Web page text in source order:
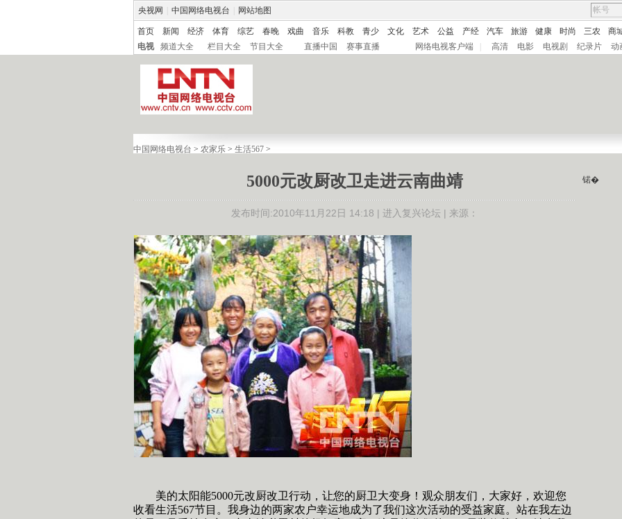
央视网 中国网络电视台 网站地图
首页 新闻 经济 体育 综艺 春晚 戏曲 音乐 科教 青少 文化 艺术 公益 产经 汽车 旅游 健康 时尚 三农
商
电视
频道大全 栏目大全 节目大全 直播中国 赛事直播 网络电视客户端 高清 电影 电视剧 纪录片 动
中国网络电视台 > 农家乐 > 生活567 >
5000元改厨改卫走进云南曲靖
发布时间:2010年11月22日 14:18 | 进入复兴论坛| 来源：
锘�
美的太阳能5000元改厨改卫行动，让您的厨卫大变身！观众朋友们，大家好，欢迎您
收看生活567节目。我身边的两家农户幸运地成为了我们这次活动的受益家庭。站在我左边